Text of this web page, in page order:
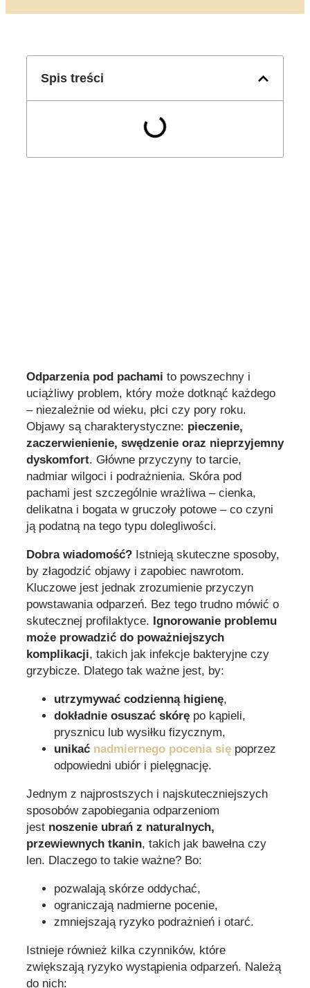
Spis treści
Odparzenia pod pachami to powszechny i
uciążliwy problem, który może dotknąć każdego
– niezależnie od wieku, płci czy pory roku.
Objawy są charakterystyczne: pieczenie,
zaczerwienienie, swędzenie oraz nieprzyjemny
dyskomfort. Główne przyczyny to tarcie,
nadmiar wilgoci i podrażnienia. Skóra pod
pachami jest szczególnie wrażliwa – cienka,
delikatna i bogata w gruczoły potowe – co czyni
ją podatną na tego typu dolegliwości.
Dobra wiadomość? Istnieją skuteczne sposoby,
by złagodzić objawy i zapobiec nawrotom.
Kluczowe jest jednak zrozumienie przyczyn
powstawania odparzeń. Bez tego trudno mówić o
skutecznej profilaktyce. Ignorowanie problemu
może prowadzić do poważniejszych
komplikacji, takich jak infekcje bakteryjne czy
grzybicze. Dlatego tak ważne jest, by:
utrzymywać codzienną higienę,
dokładnie osuszać skórę po kąpieli,
prysznicu lub wysiłku fizycznym,
unikać nadmiernego pocenia się poprzez
odpowiedni ubiór i pielęgnację.
Jednym z najprostszych i najskuteczniejszych
sposobów zapobiegania odparzeniom
jest noszenie ubrań z naturalnych,
przewiewnych tkanin, takich jak bawełna czy
len. Dlaczego to takie ważne? Bo:
pozwalają skórze oddychać,
ograniczają nadmierne pocenie,
zmniejszają ryzyko podrażnień i otarć.
Istnieje również kilka czynników, które
zwiększają ryzyko wystąpienia odparzeń. Należą
do nich: